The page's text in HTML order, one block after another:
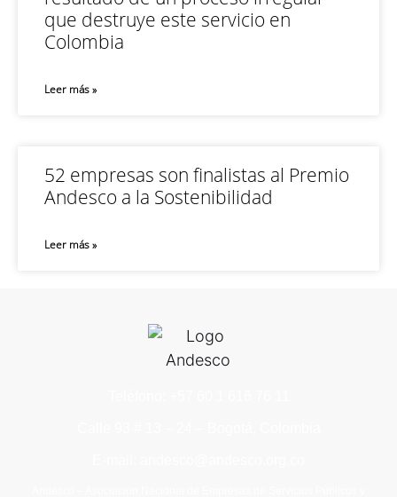
que destruye este servicio en
Colombia
Leer más »
52 empresas son finalistas al Premio
Andesco a la Sostenibilidad
Leer más »